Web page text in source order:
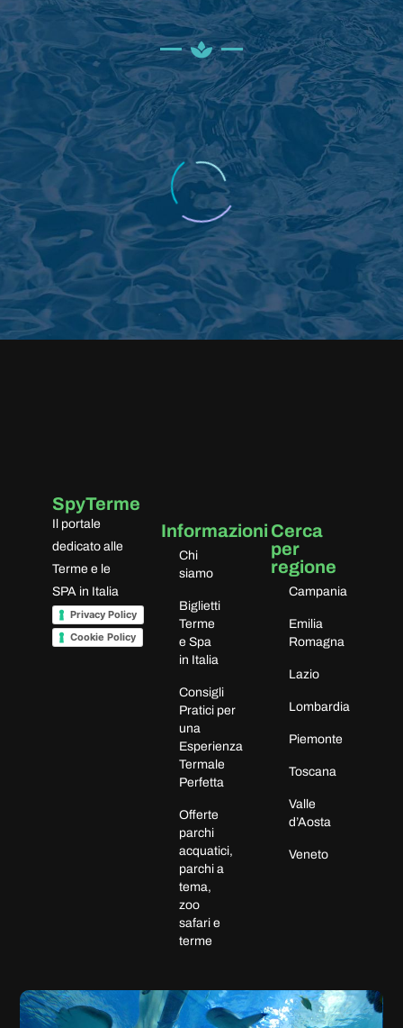
Google
Ben organizzato, persone gentili e
SpyTerme
Il portale
dedicato alle
Terme e le
SPA in Italia
Privacy Policy
Cookie Policy
Informazioni
Chi
siamo
Biglietti
Terme
e Spa
in Italia
Consigli
Pratici per
una
Esperienza
Termale
Perfetta
Offerte
parchi
acquatici,
parchi a
tema,
zoo
safari e
terme
Cerca
per
regione
Campania
Emilia
Romagna
Lazio
Lombardia
Piemonte
Toscana
Valle
d’Aosta
Veneto